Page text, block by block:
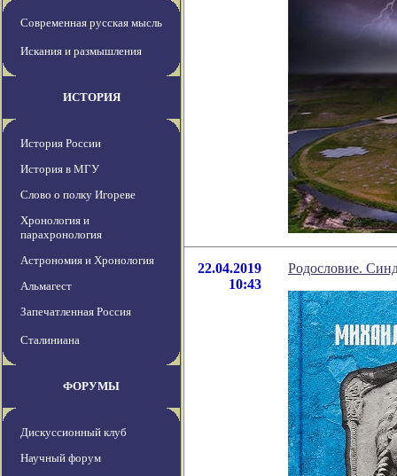
Современная русская мысль
Искания и размышления
ИСТОРИЯ
История России
История в МГУ
Слово о полку Игореве
Хронология и
парахронология
Астрономия и Хронология
Альмагест
Запечатленная Россия
Сталиниана
ФОРУМЫ
Дискуссионный клуб
Научный форум
22.04.2019
10:43
Родословие.